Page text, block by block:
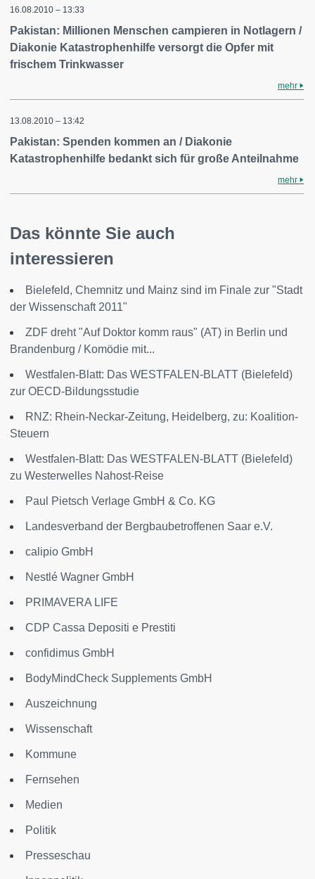
16.08.2010 – 13:33
Pakistan: Millionen Menschen campieren in Notlagern /
Diakonie Katastrophenhilfe versorgt die Opfer mit
frischem Trinkwasser
mehr
13.08.2010 – 13:42
Pakistan: Spenden kommen an / Diakonie
Katastrophenhilfe bedankt sich für große Anteilnahme
mehr
Das könnte Sie auch
interessieren
Bielefeld, Chemnitz und Mainz sind im Finale zur "Stadt
der Wissenschaft 2011"
ZDF dreht "Auf Doktor komm raus" (AT) in Berlin und
Brandenburg / Komödie mit...
Westfalen-Blatt: Das WESTFALEN-BLATT (Bielefeld)
zur OECD-Bildungsstudie
RNZ: Rhein-Neckar-Zeitung, Heidelberg, zu: Koalition-
Steuern
Westfalen-Blatt: Das WESTFALEN-BLATT (Bielefeld)
zu Westerwelles Nahost-Reise
Paul Pietsch Verlage GmbH & Co. KG
Landesverband der Bergbaubetroffenen Saar e.V.
calipio GmbH
Nestlé Wagner GmbH
PRIMAVERA LIFE
CDP Cassa Depositi e Prestiti
confidimus GmbH
BodyMindCheck Supplements GmbH
Auszeichnung
Wissenschaft
Kommune
Fernsehen
Medien
Politik
Presseschau